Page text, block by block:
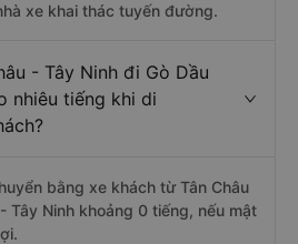
xe khai thác tuyến đường.
- Tây Ninh đi Gò Dầu
nhiêu tiếng khi di
bằng xe khách từ Tân Châu
Tây Ninh khoảng 0 tiếng, nếu mật